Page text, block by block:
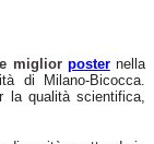
miglior posternella
di Milano-Bicocca.
la qualità scientifica,